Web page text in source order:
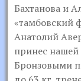
Бахтанова и
«тамбовский
Анатолий
принес нашей
Бронзовыми